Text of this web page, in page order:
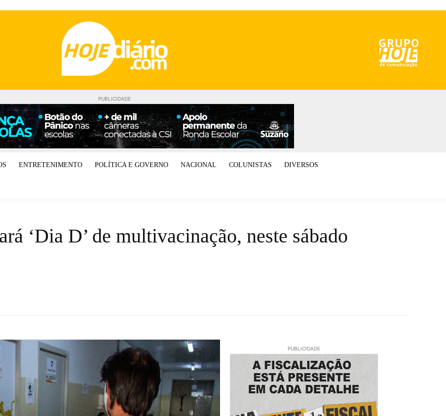
PUBLICIDADE
ENTRETENIMENTO POLÍTICA E GOVERNO NACIONAL COLUNISTAS DIVERSOS
‘Dia D’ de multivacinação, neste sábado
PUBLICIDADE